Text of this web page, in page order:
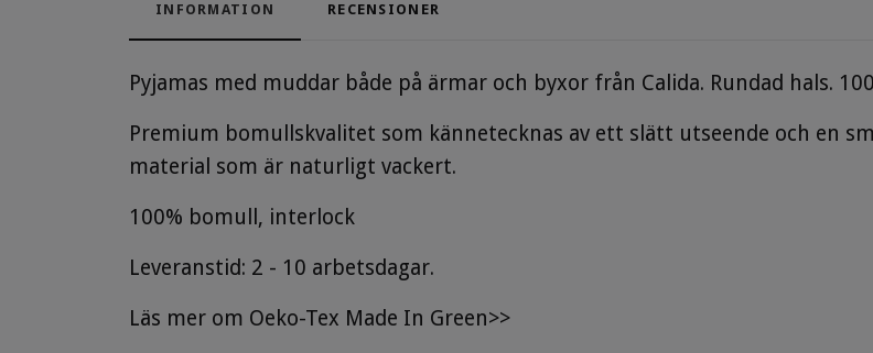
INFORMATION RECENSIONER
Pyjamas med muddar både på ärmar och byxor från Calida. Rundad hals.
Premium bomullskvalitet som kännetecknas av ett slätt utseende och en
material som är naturligt vackert.
100% bomull, interlock
Leveranstid: 2 - 10 arbetsdagar.
Läs mer om Oeko-Tex Made In Green>>